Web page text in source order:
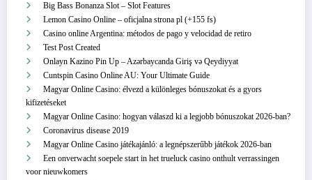
Big Bass Bonanza Slot – Slot Features
Lemon Casino Online – oficjalna strona pl (+155 fs)
Casino online Argentina: métodos de pago y velocidad de retiro
Test Post Created
Onlayn Kazino Pin Up – Azərbaycanda Giriş və Qeydiyyat
Cuntspin Casino Online AU: Your Ultimate Guide
Magyar Online Casino: élvezd a különleges bónuszokat és a gyors
kifizetéseket
Magyar Online Casino: hogyan válaszd ki a legjobb bónuszokat 2026-ban?
Coronavirus disease 2019
Magyar Online Casino játékajánló: a legnépszerűbb játékok 2026-ban
Een onverwacht soepele start in het trueluck casino onthult verrassingen
voor nieuwkomers